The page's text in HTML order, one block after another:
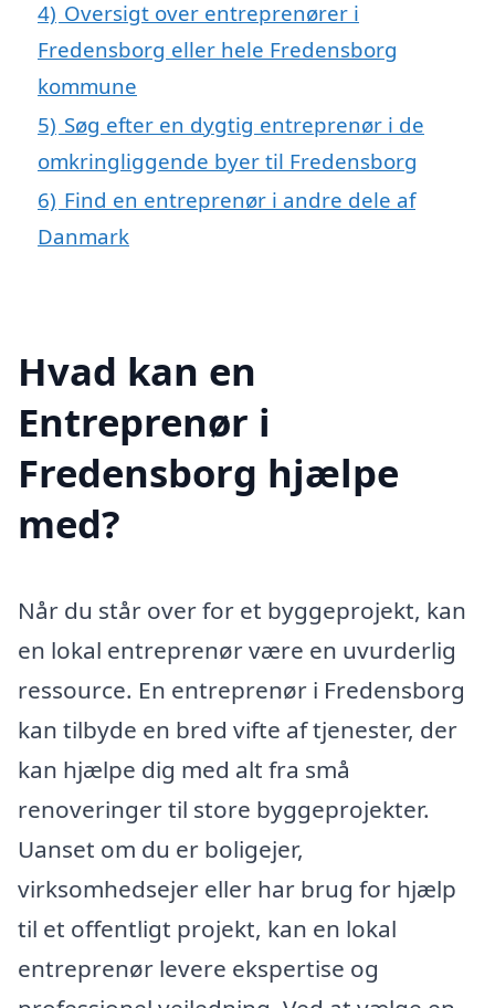
4) Oversigt over entreprenører i
Fredensborg eller hele Fredensborg
kommune
5) Søg efter en dygtig entreprenør i de
omkringliggende byer til Fredensborg
6) Find en entreprenør i andre dele af
Danmark
Hvad kan en
Entreprenør i
Fredensborg hjælpe
med?
Når du står over for et byggeprojekt, kan
en lokal entreprenør være en uvurderlig
ressource. En entreprenør i Fredensborg
kan tilbyde en bred vifte af tjenester, der
kan hjælpe dig med alt fra små
renoveringer til store byggeprojekter.
Uanset om du er boligejer,
virksomhedsejer eller har brug for hjælp
til et offentligt projekt, kan en lokal
entreprenør levere ekspertise og